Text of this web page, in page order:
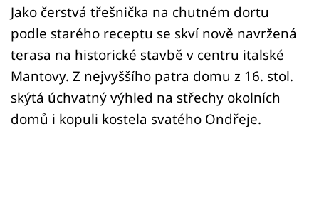
Jako čerstvá třešnička na chutném dortu
podle starého receptu se skví nově navržená
terasa na historické stavbě v centru italské
Mantovy. Z nejvyššího patra domu z 16. stol.
skýtá úchvatný výhled na střechy okolních
domů i kopuli kostela svatého Ondřeje.